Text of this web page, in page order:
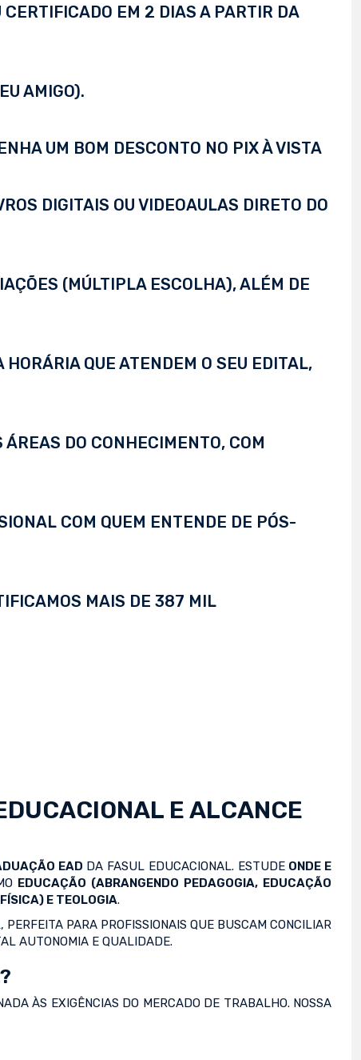
EM 2 DIAS A PARTIR DA
AMIGO).
UM BOM DESCONTO NO PIX À VISTA
DIGITAIS OU VIDEOAULAS DIRETO DO
(MÚLTIPLA ESCOLHA), ALÉM DE
QUE ATENDEM O SEU EDITAL,
DO CONHECIMENTO, COM
COM QUEM ENTENDE DE PÓS-
MAIS DE 387 MIL
E ALCANCE
EAD DA FASUL EDUCACIONAL. ESTUDE ONDE E
EDUCAÇÃO (ABRANGENDO PEDAGOGIA, EDUCAÇÃO
E TEOLOGIA.
PARA PROFISSIONAIS QUE BUSCAM CONCILIAR
AUTONOMIA E QUALIDADE.
ÀS EXIGÊNCIAS DO MERCADO DE TRABALHO. NOSSA